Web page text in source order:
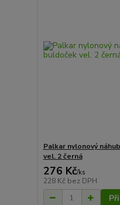
Palkar nylonový
vel. 2 černá
276 Kč/ks
228 Kč bez DPH